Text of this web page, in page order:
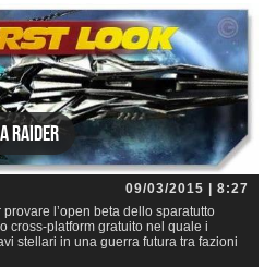
Raider
09/03/2015 | 8:27
l’open beta dello sparatutto
cross-platform gratuito nel quale i
stellari in una guerra futura tra fazioni